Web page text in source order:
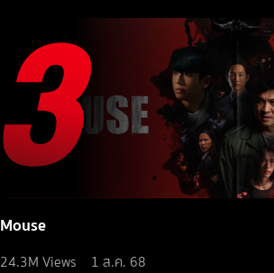
Mouse
24.3M Views 1 ส.ค. 68